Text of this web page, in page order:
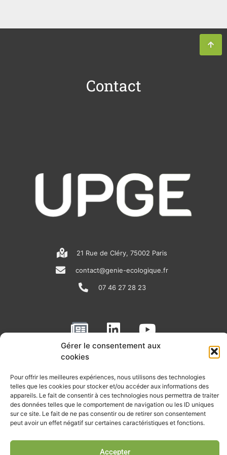
Gérer le consentement aux
cookies
Pour offrir les meilleures expériences, nous utilisons des technologies
telles que les cookies pour stocker et/ou accéder aux informations des
appareils. Le fait de consentir à ces technologies nous permettra de traiter
des données telles que le comportement de navigation ou les ID uniques
sur ce site. Le fait de ne pas consentir ou de retirer son consentement
peut avoir un effet négatif sur certaines caractéristiques et fonctions.
Accepter
Contact
21 Rue de Cléry, 75002 Paris
contact@genie-ecologique.fr
07 46 27 28 23
N
e
w
p
a
p
e
r
L
i
n
e
d
i
n
Y
o
u
u
b
e
RECEVOIR L'ACTU DE LA FILIÈRE
Retrouvez tous les mois les articles terrain de nos adhérents, les
rendez-vous importants de la filière, nos offres de stages et
d’emplois…
Je m'abonne à la lettre d'info